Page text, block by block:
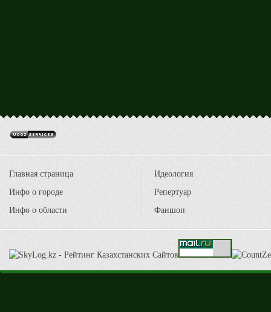
Главная страница
Инфо о городе
Инфо о области
Идеология
Репертуар
Фаншоп